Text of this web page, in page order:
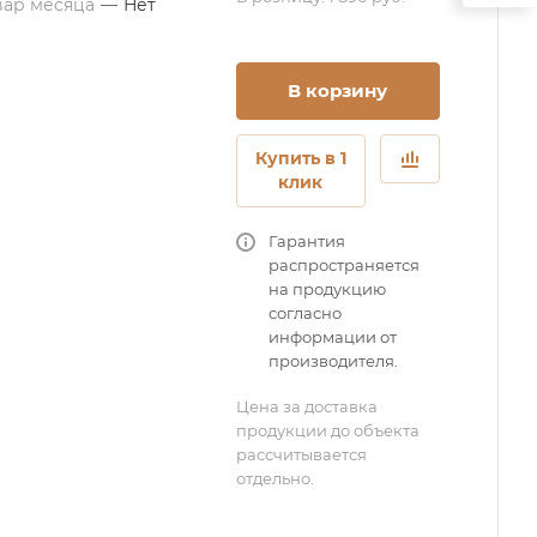
месяца — Нет
В корзину
Купить в 1
клик
Гарантия
распространяется
на продукцию
согласно
информации от
производителя.
Цена за доставка
продукции до объекта
рассчитывается
отдельно.